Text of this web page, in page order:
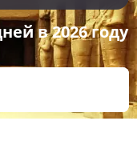
в 2026 году